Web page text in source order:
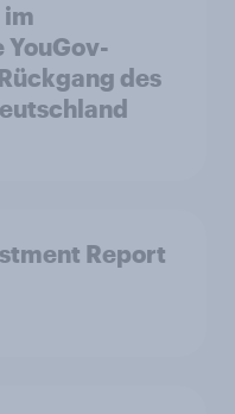
im
des
Report